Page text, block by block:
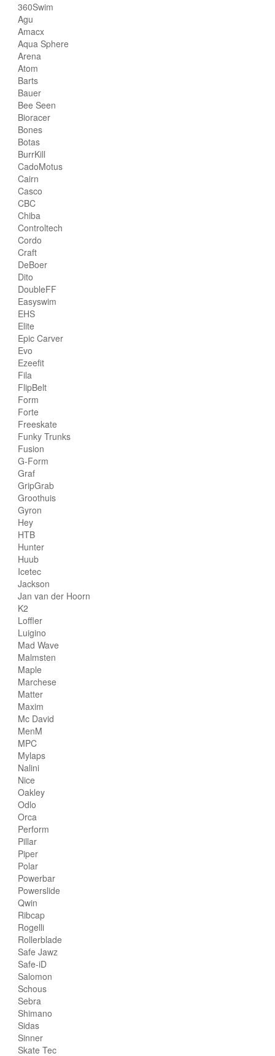
360Swim
Agu
Amacx
Aqua Sphere
Arena
Atom
Barts
Bauer
Bee Seen
Bioracer
Bones
Botas
BurrKill
CadoMotus
Cairn
Casco
CBC
Chiba
Controltech
Cordo
Craft
DeBoer
Dito
DoubleFF
Easyswim
EHS
Elite
Epic Carver
Evo
Ezeefit
Fila
FlipBelt
Form
Forte
Freeskate
Funky Trunks
Fusion
G-Form
Graf
GripGrab
Groothuis
Gyron
Hey
HTB
Hunter
Huub
Icetec
Jackson
Jan van der Hoorn
K2
Loffler
Luigino
Mad Wave
Malmsten
Maple
Marchese
Matter
Maxim
Mc David
MenM
MPC
Mylaps
Nalini
Nice
Oakley
Odlo
Orca
Perform
Pillar
Piper
Polar
Powerbar
Powerslide
Qwin
Ribcap
Rogelli
Rollerblade
Safe Jawz
Safe-iD
Salomon
Schous
Sebra
Shimano
Sidas
Sinner
Skate Tec